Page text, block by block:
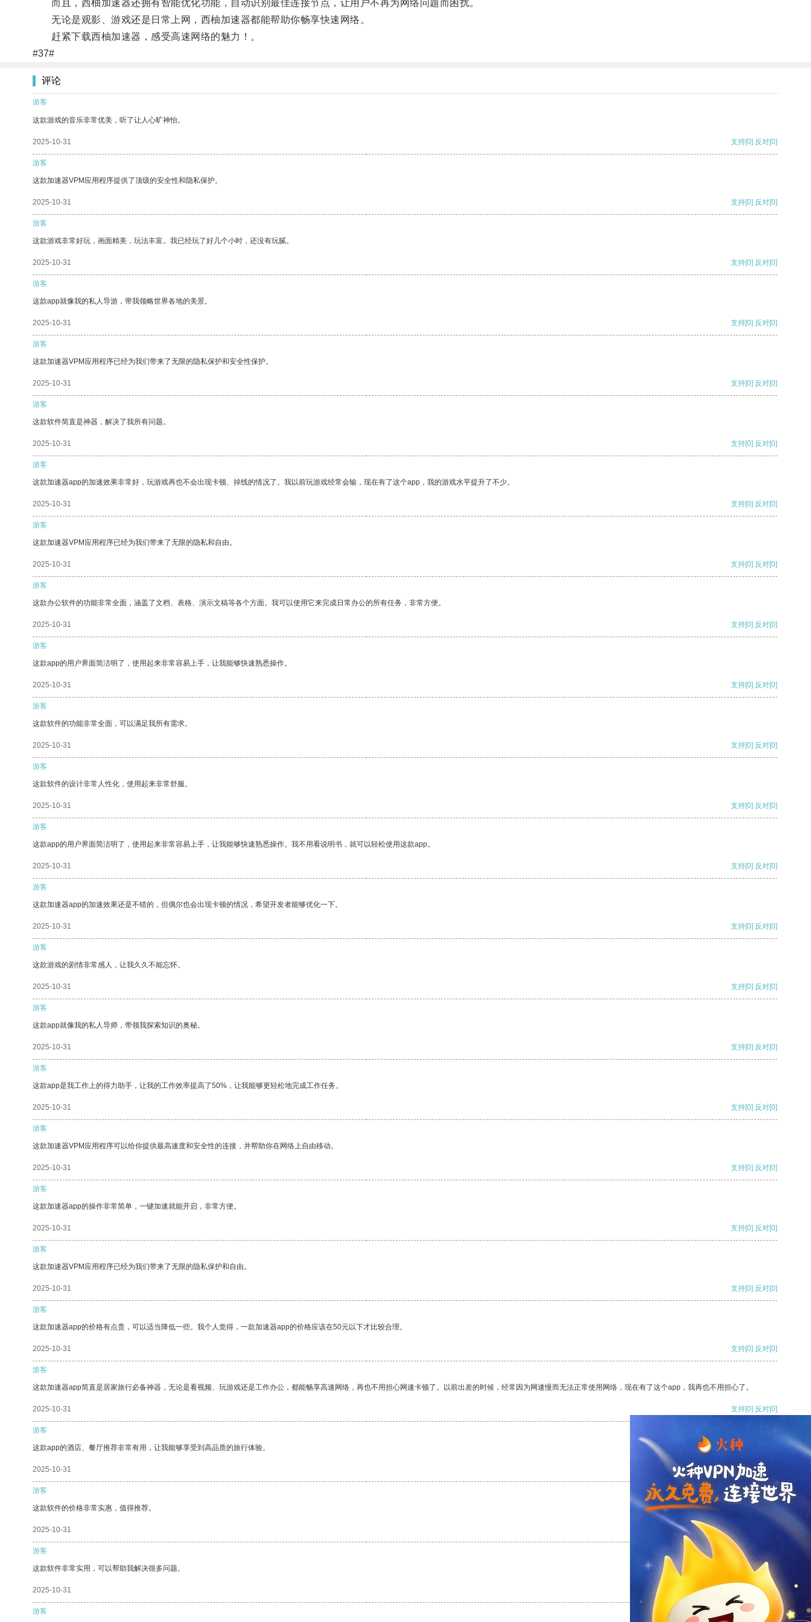
而且，西柚加速器还拥有智能优化功能，自动识别最佳连接节点，让用户不再为网络问题而困扰。
无论是观影、游戏还是日常上网，西柚加速器都能帮助你畅享快速网络。
赶紧下载西柚加速器，感受高速网络的魅力！。
#37#
评论
游客
这款游戏的音乐非常优美，听了让人心旷神怡。
2025-10-31 支持[0] 反对[0]
游客
这款加速器VPM应用程序提供了顶级的安全性和隐私保护。
2025-10-31 支持[0] 反对[0]
游客
这款游戏非常好玩，画面精美，玩法丰富。我已经玩了好几个小时，还没有玩腻。
2025-10-31 支持[0] 反对[0]
游客
这款app就像我的私人导游，带我领略世界各地的美景。
2025-10-31 支持[0] 反对[0]
游客
这款加速器VPM应用程序已经为我们带来了无限的隐私保护和安全性保护。
2025-10-31 支持[0] 反对[0]
游客
这款软件简直是神器，解决了我所有问题。
2025-10-31 支持[0] 反对[0]
游客
这款加速器app的加速效果非常好，玩游戏再也不会出现卡顿、掉线的情况了。我以前玩游戏经常会输，现在有了这个app，我的游戏水平提升了不少。
2025-10-31 支持[0] 反对[0]
游客
这款加速器VPM应用程序已经为我们带来了无限的隐私和自由。
2025-10-31 支持[0] 反对[0]
游客
这款办公软件的功能非常全面，涵盖了文档、表格、演示文稿等各个方面。我可以使用它来完成日常办公的所有任务，非常方便。
2025-10-31 支持[0] 反对[0]
游客
这款app的用户界面简洁明了，使用起来非常容易上手，让我能够快速熟悉操作。
2025-10-31 支持[0] 反对[0]
游客
这款软件的功能非常全面，可以满足我所有需求。
2025-10-31 支持[0] 反对[0]
游客
这款软件的设计非常人性化，使用起来非常舒服。
2025-10-31 支持[0] 反对[0]
游客
这款app的用户界面简洁明了，使用起来非常容易上手，让我能够快速熟悉操作。我不用看说明书，就可以轻松使用这款app。
2025-10-31 支持[0] 反对[0]
游客
这款加速器app的加速效果还是不错的，但偶尔也会出现卡顿的情况，希望开发者能够优化一下。
2025-10-31 支持[0] 反对[0]
游客
这款游戏的剧情非常感人，让我久久不能忘怀。
2025-10-31 支持[0] 反对[0]
游客
这款app就像我的私人导师，带领我探索知识的奥秘。
2025-10-31 支持[0] 反对[0]
游客
这款app是我工作上的得力助手，让我的工作效率提高了50%，让我能够更轻松地完成工作任务。
2025-10-31 支持[0] 反对[0]
游客
这款加速器VPM应用程序可以给你提供最高速度和安全性的连接，并帮助你在网络上自由移动。
2025-10-31 支持[0] 反对[0]
游客
这款加速器app的操作非常简单，一键加速就能开启，非常方便。
2025-10-31 支持[0] 反对[0]
游客
这款加速器VPM应用程序已经为我们带来了无限的隐私保护和自由。
2025-10-31 支持[0] 反对[0]
游客
这款加速器app的价格有点贵，可以适当降低一些。我个人觉得，一款加速器app的价格应该在50元以下才比较合理。
2025-10-31 支持[0] 反对[0]
游客
这款加速器app简直是居家旅行必备神器，无论是看视频、玩游戏还是工作办公，都能畅享高速网络，再也不用担心网速卡顿了。以前出差的时候，经常因为网速慢而无法正常使用网络，现在有了这个app，我再也不用担心了。
2025-10-31 支持[0] 反对[0]
游客
这款app的酒店、餐厅推荐非常有用，让我能够享受到高品质的旅行体验。
2025-10-31 支持[0] 反对
游客
这款软件的价格非常实惠，值得推荐。
2025-10-31 支持
游客
这款软件非常实用，可以帮助我解决很多问题。
2025-10-31 反对 [0]
游客